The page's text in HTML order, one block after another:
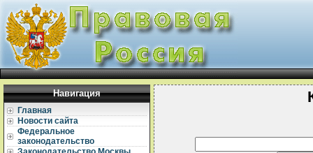
Навигация
Главная
Новости сайта
Федеральное
законодательство